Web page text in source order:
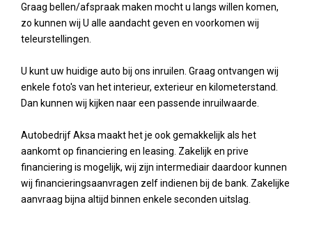
Graag bellen/afspraak maken mocht u langs willen komen,
zo kunnen wij U alle aandacht geven en voorkomen wij
teleurstellingen.
U kunt uw huidige auto bij ons inruilen. Graag ontvangen wij
enkele foto's van het interieur, exterieur en kilometerstand.
Dan kunnen wij kijken naar een passende inruilwaarde.
Autobedrijf Aksa maakt het je ook gemakkelijk als het
aankomt op financiering en leasing. Zakelijk en prive
financiering is mogelijk, wij zijn intermediair daardoor kunnen
wij financieringsaanvragen zelf indienen bij de bank. Zakelijke
aanvraag bijna altijd binnen enkele seconden uitslag.